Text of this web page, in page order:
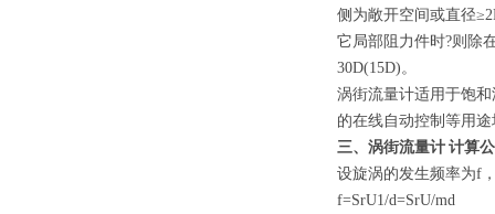
侧为敞开空间或直径
它局部阻力件时?则除
30D(15D)。
涡街流量计适用于饱和
的在线自动控制等用
三、 涡街流量计 计算
设旋涡的发生频率为f
f=SrU1/d=SrU/md